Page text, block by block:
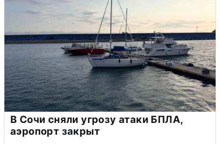
В Сочи сняли угрозу атаки БПЛА,
аэропорт закрыт